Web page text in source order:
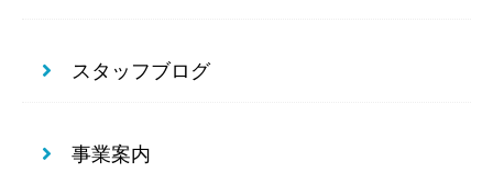
スタッフブログ
事業案内